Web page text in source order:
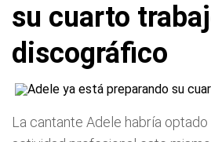
su cuarto
discográfico
La cantante Adele habría